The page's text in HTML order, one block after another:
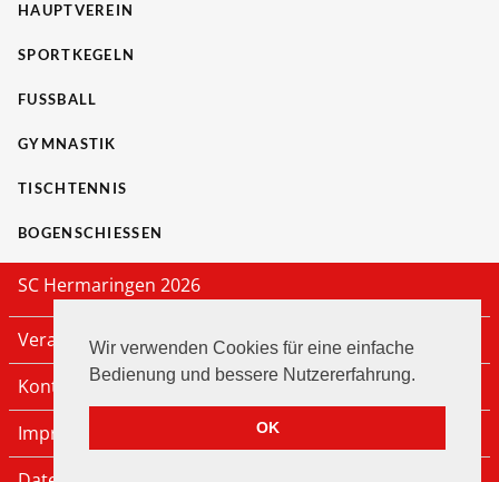
Wir verwenden Cookies für eine einfache
Bedienung und bessere Nutzererfahrung.
OK
HAUPTVEREIN
SPORTKEGELN
FUSSBALL
GYMNASTIK
TISCHTENNIS
BOGENSCHIESSEN
SC Hermaringen 2026
Veranstaltungen
Kontakt
Impressum